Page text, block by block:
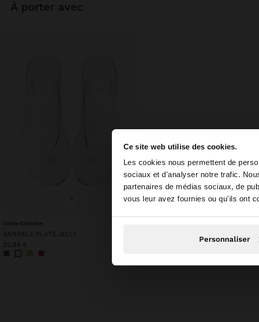
Ce site web utilise des cookies.
Les cookies nous permettent de
sociaux et d'analyser notre trafic.
partenaires de médias sociaux, de
vous leur avez fournies ou qu'ils ont
Personnaliser
bonjour
Vous accédez au site
à porter avec
+
Online Exclusive
SANDALE PLATE JELLY
22,99 €